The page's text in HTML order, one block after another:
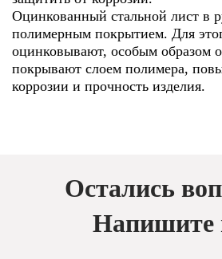
Оцинкованный стальной лист в
полимерным покрытием. Для
оцинковывают, особым образом
покрывают слоем полимера,
коррозии и прочность изделия.
Остались
Напишите